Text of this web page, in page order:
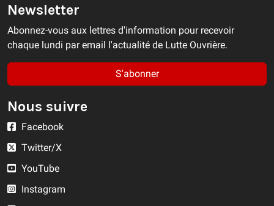
Newsletter
Abonnez-vous aux lettres d'information pour recevoir
chaque lundi par email l'actualité de Lutte Ouvrière.
S'abonner
Nous suivre
Facebook
Twitter/X
YouTube
Instagram